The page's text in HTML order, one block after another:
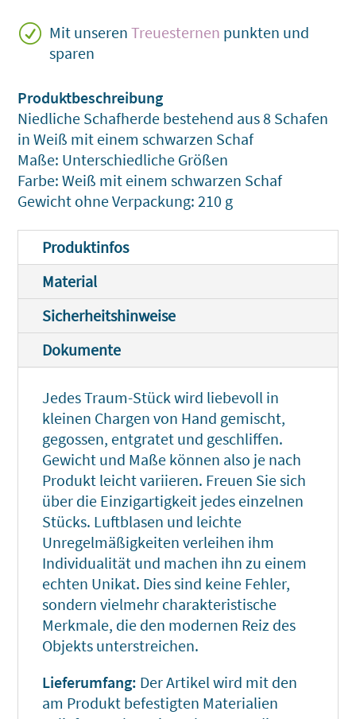
R Mit unseren Treuesternen punkten und
sparen
Niedliche Schafherde bestehend aus 8 Schafen
in Weiß mit einem schwarzen Schaf
Maße: Unterschiedliche Größen
Farbe: Weiß mit einem schwarzen Schaf
Gewicht ohne Verpackung: 210 g
Produktinfos
Material
Sicherheitshinweise
Dokumente
Jedes Traum-Stück wird liebevoll in
kleinen Chargen von Hand gemischt,
gegossen, entgratet und geschliffen.
Gewicht und Maße können also je nach
Produkt leicht variieren. Freuen Sie sich
über die Einzigartigkeit jedes einzelnen
Stücks. Luftblasen und leichte
Unregelmäßigkeiten verleihen ihm
Individualität und machen ihn zu einem
echten Unikat. Dies sind keine Fehler,
sondern vielmehr charakteristische
Merkmale, die den modernen Reiz des
Objekts unterstreichen.
Lieferumfang: Der Artikel wird mit den
am Produkt befestigten Materialien